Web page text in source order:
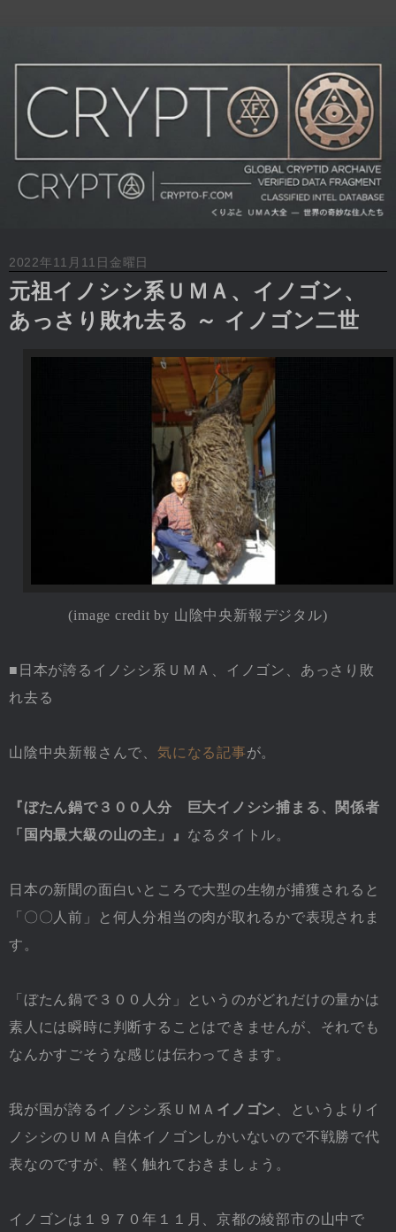
2022年11月11日金曜日
元祖イノシシ系ＵＭＡ、イノゴン、
あっさり敗れ去る ～ イノゴン二世
(image credit by 山陰中央新報デジタル)
■日本が誇るイノシシ系ＵＭＡ、イノゴン、あっさり敗
れ去る
山陰中央新報さんで、 気になる記事が。
『ぼたん鍋で３００人分 巨大イノシシ捕まる、関係者
「国内最大級の山の主」』 なるタイトル。
日本の新聞の面白いところで大型の生物が捕獲されると
「〇〇人前」と何人分相当の肉が取れるかで表現されま
す。
「ぼたん鍋で３００人分」というのがどれだけの量かは
素人には瞬時に判断することはできませんが、それでも
なんかすごそうな感じは伝わってきます。
我が国が誇るイノシシ系ＵＭＡ イノゴン
、というよりイ
ノシシのＵＭＡ自体イノゴンしかいないので不戦勝で代
表なのですが、軽く触れておきましょう。
イノゴンは１９７０年１１月、京都の綾部市の山中で